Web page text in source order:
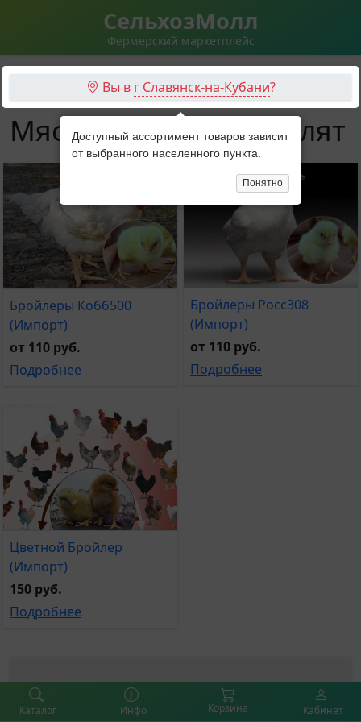
СельхозМолл
Фермерский маркетплейс
Вы в г Славянск-на-Кубани?
Мясные породы цыплят
Бройлеры Кобб500
(Импорт)
от 110 руб.
Подробнее
Бройлеры Росс308
(Импорт)
от 110 руб.
Подробнее
Цветной Бройлер
(Импорт)
150 руб.
Подробнее
ДОСТАВКА НА ДОМ
Каталог Инфо Корзина Кабинет
Доступный ассортимент товаров зависит
от выбранного населенного пункта.
Понятно